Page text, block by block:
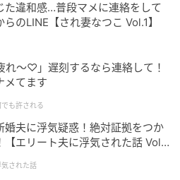
感できるシーンです。
出来事や、ふと思いついた創作エピソ
して発信。趣味はポイントを貯めるこ
た違和感…普段マメに連絡をして
らのLINE【され妻なつこ Vol.1】
〜♡」遅刻するなら連絡して！
メてます
も許される
婚夫に浮気疑惑！絶対証拠をつか
【エリート夫に浮気された話 Vol.
された話